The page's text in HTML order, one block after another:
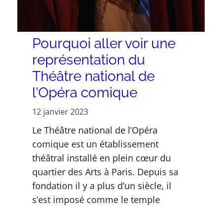
Pourquoi aller voir une
représentation du
Théâtre national de
l’Opéra comique
12 janvier 2023
Le Théâtre national de l’Opéra
comique est un établissement
théâtral installé en plein cœur du
quartier des Arts à Paris. Depuis sa
fondation il y a plus d’un siècle, il
s’est imposé comme le temple